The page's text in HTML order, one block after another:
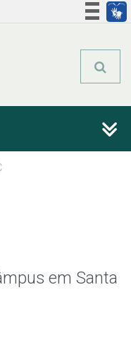
em Santa